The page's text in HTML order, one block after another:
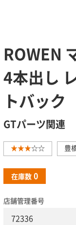
ROWEN
4本出し
トバッ
GTパーツ関連
★★★☆☆ 豊
在庫数 0
店舗管理番号
72336